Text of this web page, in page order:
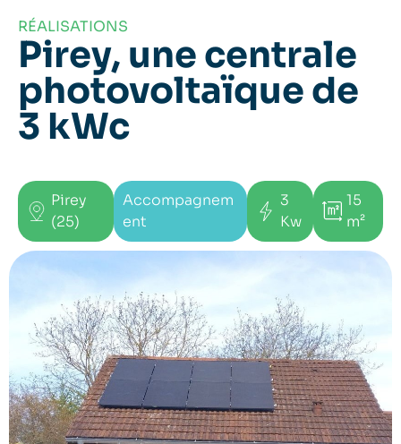
RÉALISATIONS
Pirey, une centrale
photovoltaïque de
3 kWc
Pirey
(25)
Accompagnem
ent
3
Kw
15
m²